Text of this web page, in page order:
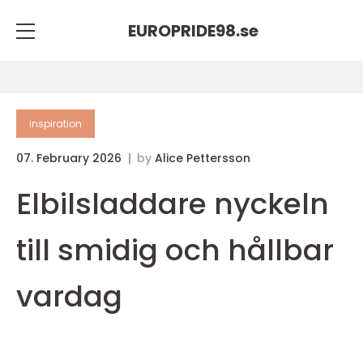
EUROPRIDE98.se
inspiration
07. February 2026 by Alice Pettersson
Elbilsladdare nyckeln
till smidig och hållbar
vardag